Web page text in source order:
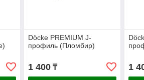
Döcke PREMIUM J-
профиль (Пломбир)
1 400₸ 1